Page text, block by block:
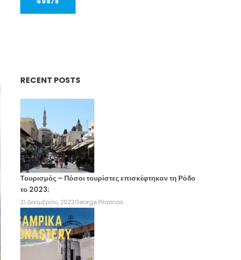
RECENT POSTS
Τουρισμός – Πόσοι τουρίστες επισκέφτηκαν τη Ρόδο
το 2023;
31 Δεκεμβρίου, 2023George Pilarinos